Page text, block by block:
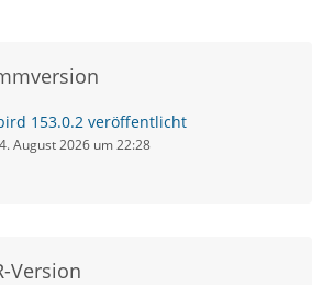
153.0.2 veröffentlicht
4. August 2026 um 22:28
Version